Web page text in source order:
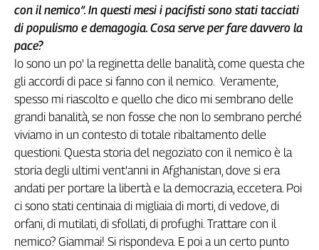
con il nemico”. In questi mesi i pacifisti sono stati tacciati
di populismo e demagogia. Cosa serve per fare davvero la
pace?
Io sono un po' la reginetta delle banalità, come questa che
gli accordi di pace si fanno con il nemico. Veramente,
spesso mi riascolto e quello che dico mi sembrano delle
grandi banalità, se non fosse che non lo sembrano perché
viviamo in un contesto di totale ribaltamento delle
questioni. Questa storia del negoziato con il nemico è la
storia degli ultimi vent'anni in Afghanistan, dove si era
andati per portare la libertà e la democrazia, eccetera. Poi
ci sono stati centinaia di migliaia di morti, di vedove, di
orfani, di mutilati, di sfollati, di profughi. Trattare con il
nemico? Giammai! Si rispondeva. E poi a un certo punto